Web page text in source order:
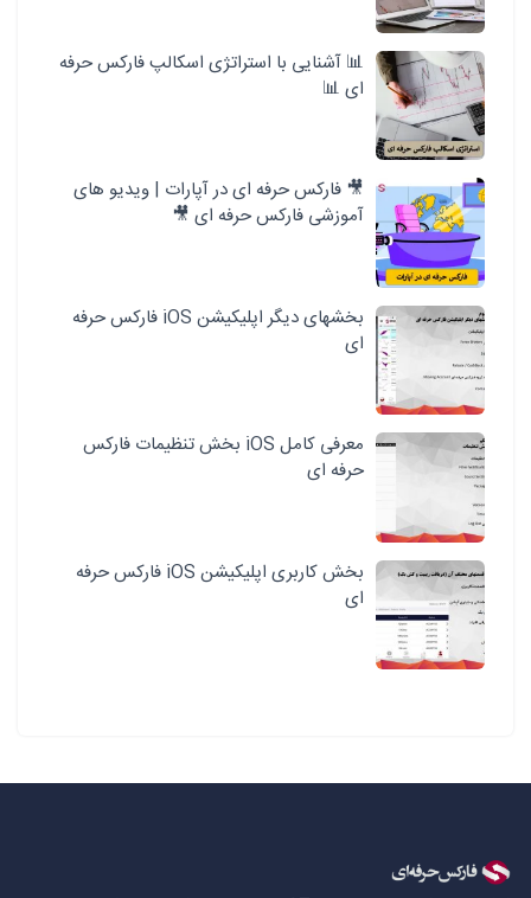
📊 آشنایی با استراتژی اسکالپ فارکس حرفه
ای 📊
🎥 فارکس حرفه ای در آپارات | ویدیو های
آموزشی فارکس حرفه ای 🎥
بخشهای دیگر اپلیکیشن iOS فارکس حرفه
ای
معرفی کامل iOS بخش تنظیمات فارکس
حرفه ای
بخش کاربری اپلیکیشن iOS فارکس حرفه
ای